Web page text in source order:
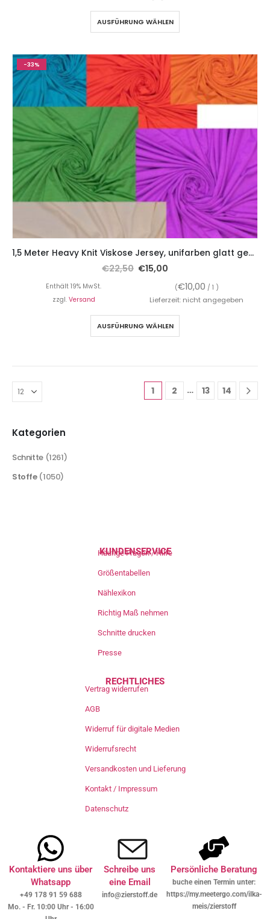
AUSFÜHRUNG WÄHLEN
-33%
1,5 Meter Heavy Knit Viskose Jersey, unifarben glatt gestrickt
€22,50 €15,00
Enthält 19% MwSt. (€10,00 / 1 )
zzgl. Versand Lieferzeit: nicht angegeben
AUSFÜHRUNG WÄHLEN
1 2 … 13 14
Kategorien
Schnitte (1261)
Stoffe (1050)
KUNDENSERVICE
Häufige Fragen / Hilfe
Größentabellen
Nählexikon
Richtig Maß nehmen
Schnitte drucken
Presse
RECHTLICHES
Vertrag widerrufen
AGB
Widerruf für digitale Medien
Widerrufsrecht
Versandkosten und Lieferung
Kontakt / Impressum
Datenschutz
Kontaktiere uns über
Whatsapp
+49 178 91 59 688
Mo. - Fr. 10:00 Uhr - 16:00
Schreibe uns
eine Email
info@zierstoff.de
Persönliche Beratung
buche einen Termin unter:
https://my.meetergo.com/ilka-
meis/zierstoff